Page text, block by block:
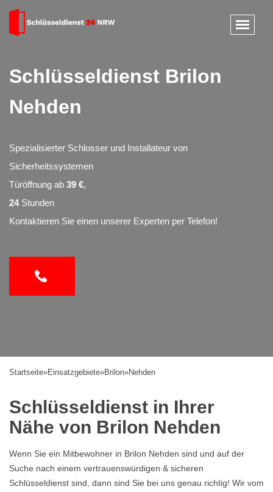
Schlüsseldienst Brilon
Nehden
Spezialisierter Schlosser und Installateur von
Sicherheitssystemen
Türöffnung ab 39 €,
24Stunden
Kontaktieren Sie einen unserer Experten per Telefon!
Startseite»Einsatzgebiete»Brilon»Nehden
Schlüsseldienst in Ihrer
Nähe von Brilon Nehden
Wenn Sie ein Mitbewohner in Brilon Nehden sind und auf der
Suche nach einem vertrauenswürdigen & sicheren
Schlüsseldienst sind, dann sind Sie bei uns genau richtig! Wir vom